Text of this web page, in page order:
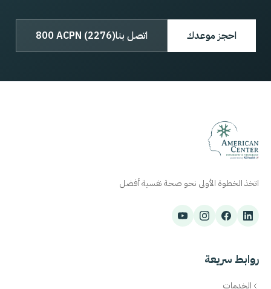
احجز موعدك اتصل بنا800 ACPN (2276)
اتخذ الخطوة الأولى نحو صحة نفسية أفضل
روابط سريعة
الخدمات